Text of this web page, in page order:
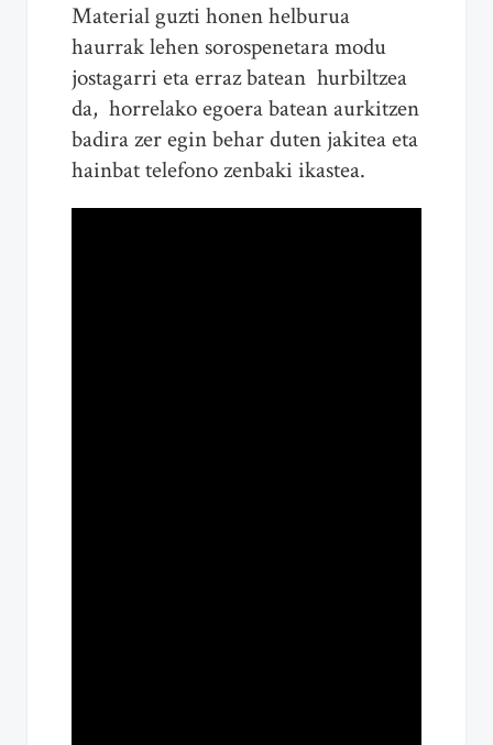
Material guzti honen helburua
haurrak lehen sorospenetara modu
jostagarri eta erraz batean hurbiltzea
da, horrelako egoera batean aurkitzen
badira zer egin behar duten jakitea eta
hainbat telefono zenbaki ikastea.